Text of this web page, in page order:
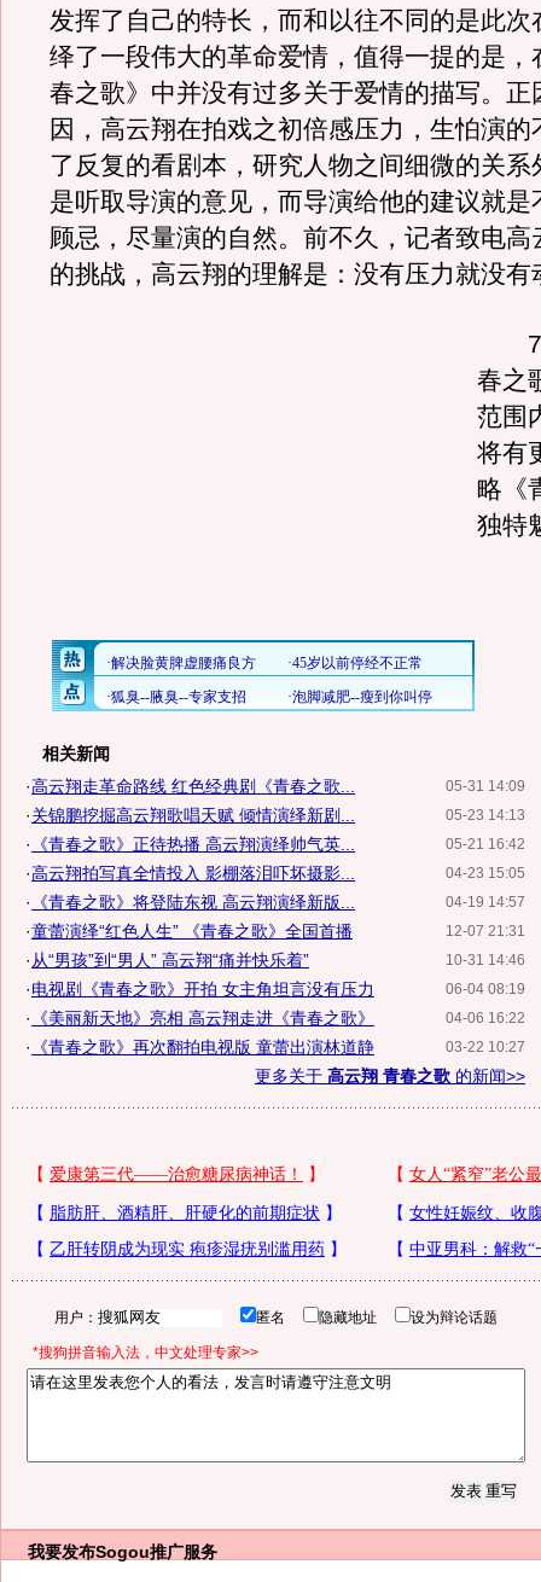
发挥了自己的特长，而和以往不同的是此次
绎了一段伟大的革命爱情，值得一提的是，
春之歌》中并没有过多关于爱情的描写。正
因，高云翔在拍戏之初倍感压力，生怕演的
了反复的看剧本，研究人物之间细微的关系
是听取导演的意见，而导演给他的建议就是
顾忌，尽量演的自然。前不久，记者致电高
的挑战，高云翔的理解是：没有压力就没有
7
春之
范围
将有
略《
独特
相关新闻
05-31 14:09
·高云翔走革命路线 红色经典剧《青春之歌...
05-23 14:13
·关锦鹏挖掘高云翔歌唱天赋 倾情演绎新剧...
05-21 16:42
· 《青春之歌》正待热播 高云翔演绎帅气英...
04-23 15:05
·高云翔拍写真全情投入 影棚落泪吓坏摄影...
04-19 14:57
· 《青春之歌》将登陆东视 高云翔演绎新版...
12-07 21:31
·童蕾演绎“红色人生” 《青春之歌》全国首播
10-31 14:46
· 从“男孩”到“男人” 高云翔“痛并快乐着”
06-04 08:19
·电视剧《青春之歌》开拍 女主角坦言没有压力
04-06 16:22
· 《美丽新天地》亮相 高云翔走进《青春之歌》
03-22 10:27
·
《青春之歌》再次翻拍电视版 童蕾出演林道静
更多关于 高云翔 青春之歌 的新闻>>
用户： 匿名 隐藏地址 设为辩论话题
*搜狗拼音输入法，中文处理专家>>
我要发布Sogou推广服务